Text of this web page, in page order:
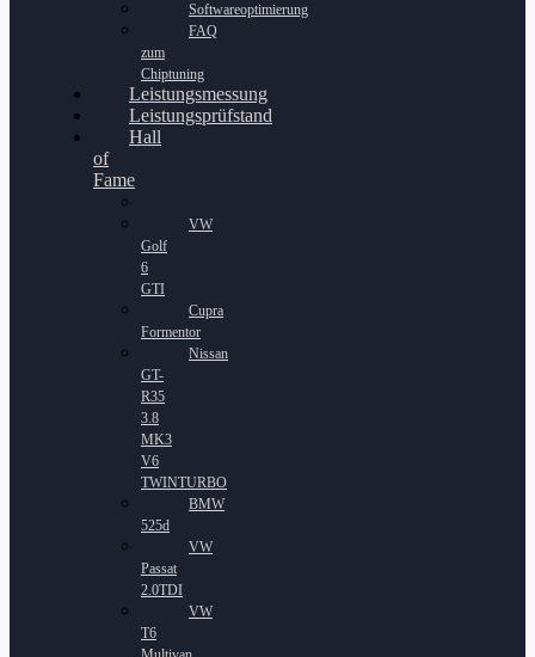
Softwareoptimierung
FAQ
zum
Chiptuning
Leistungsmessung
Leistungsprüfstand
Hall
of
Fame
VW
Golf
6
GTI
Cupra
Formentor
Nissan
GT-
R35
3.8
MK3
V6
TWINTURBO
BMW
525d
VW
Passat
2.0TDI
VW
T6